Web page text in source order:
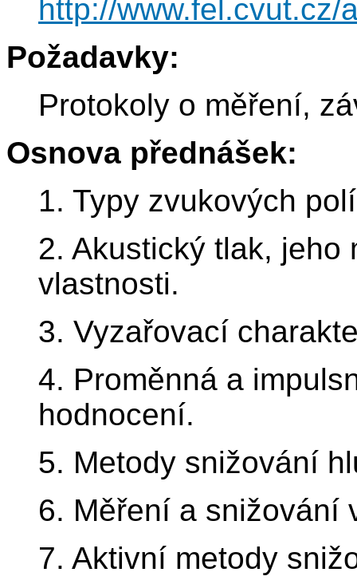
http://www.fel.cvut.cz/
Požadavky:
Protokoly o měření,
Osnova přednášek:
1. Typy zvukových
2. Akustický tlak, jeho
vlastnosti.
3. Vyzařovací
4. Proměnná a
hodnocení.
5. Metody snižování
6. Měření a snižování
7. Aktivní metody